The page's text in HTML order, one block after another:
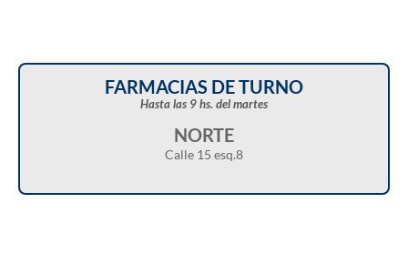
FARMACIAS DE TURNO
Hasta las 9 hs. del martes
NORTE
Calle 15 esq.8